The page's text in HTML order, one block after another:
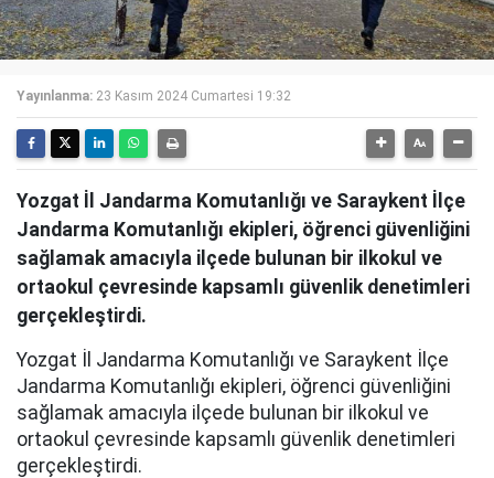
Yayınlanma: 23 Kasım 2024 Cumartesi 19:32
Yozgat İl Jandarma Komutanlığı ve Saraykent İlçe
Jandarma Komutanlığı ekipleri, öğrenci güvenliğini
sağlamak amacıyla ilçede bulunan bir ilkokul ve
ortaokul çevresinde kapsamlı güvenlik denetimleri
gerçekleştirdi.
Yozgat İl Jandarma Komutanlığı ve Saraykent İlçe
Jandarma Komutanlığı ekipleri, öğrenci güvenliğini
sağlamak amacıyla ilçede bulunan bir ilkokul ve
ortaokul çevresinde kapsamlı güvenlik denetimleri
gerçekleştirdi.